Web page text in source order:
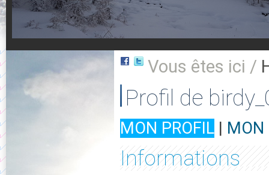
Vous êtes ici /
Profil de
MON PROFIL | MON
Informations